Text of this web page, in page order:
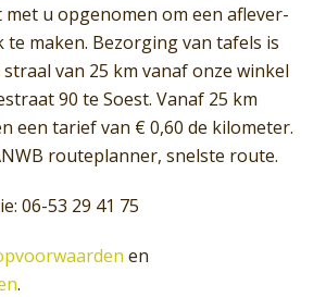
u opgenomen om een aflever-
maken. Bezorging van tafels is
van 25 km vanaf onze winkel
90 te Soest. Vanaf 25 km
een tarief van € 0,60 de kilometer.
routeplanner, snelste route.
06-53 29 41 75
en
.